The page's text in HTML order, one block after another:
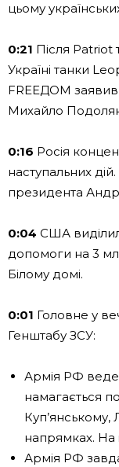
цьому
0:21 Після Patriot
Україні танки
FREEДOM
Михайло
0:16 Росія
наступальних
президента
0:04 США
допомоги на 3
Білому домі.
0:01 Головне у
Генштабу ЗСУ:
Армія РФ веде
намагається
Куп’янському,
напрямках. На
Армія РФ